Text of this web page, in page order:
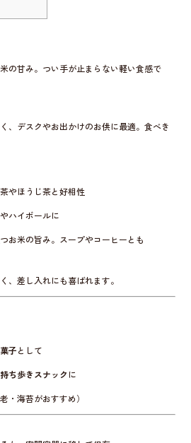
の甘み。つい手が止まらない軽い食感で
、デスクやお出かけのお供に最適。食べき
やほうじ茶と好相性
ハイボールに
お米の旨み。スープやコーヒーとも
、差し入れにも喜ばれます。
子として
持ち歩きスナックに
・海苔がおすすめ）